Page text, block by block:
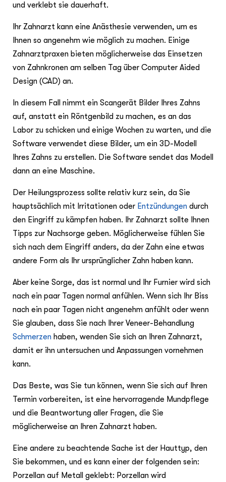
und verklebt sie dauerhaft.
Ihr Zahnarzt kann eine Anästhesie verwenden, um es
Ihnen so angenehm wie möglich zu machen. Einige
Zahnarztpraxen bieten möglicherweise das Einsetzen
von Zahnkronen am selben Tag über Computer Aided
Design (CAD) an.
In diesem Fall nimmt ein Scangerät Bilder Ihres Zahns
auf, anstatt ein Röntgenbild zu machen, es an das
Labor zu schicken und einige Wochen zu warten, und die
Software verwendet diese Bilder, um ein 3D-Modell
Ihres Zahns zu erstellen. Die Software sendet das Modell
dann an eine Maschine.
Der Heilungsprozess sollte relativ kurz sein, da Sie
hauptsächlich mit Irritationen oder Entzündungen durch
den Eingriff zu kämpfen haben. Ihr Zahnarzt sollte Ihnen
Tipps zur Nachsorge geben. Möglicherweise fühlen Sie
sich nach dem Eingriff anders, da der Zahn eine etwas
andere Form als Ihr ursprünglicher Zahn haben kann.
Aber keine Sorge, das ist normal und Ihr Furnier wird sich
nach ein paar Tagen normal anfühlen. Wenn sich Ihr Biss
nach ein paar Tagen nicht angenehm anfühlt oder wenn
Sie glauben, dass Sie nach Ihrer Veneer-Behandlung
Schmerzen haben, wenden Sie sich an Ihren Zahnarzt,
damit er ihn untersuchen und Anpassungen vornehmen
kann.
Das Beste, was Sie tun können, wenn Sie sich auf Ihren
Termin vorbereiten, ist eine hervorragende Mundpflege
und die Beantwortung aller Fragen, die Sie
möglicherweise an Ihren Zahnarzt haben.
Eine andere zu beachtende Sache ist der Hauttyp, den
Sie bekommen, und es kann einer der folgenden sein:
Porzellan auf Metall geklebt: Porzellan wird